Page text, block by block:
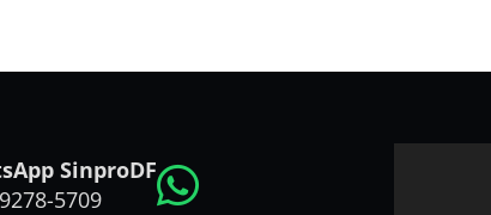
SinproDF
5709